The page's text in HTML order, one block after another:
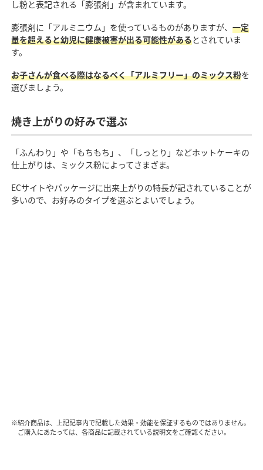
し粉と表記される「膨張剤」が含まれています。
膨張剤に「アルミニウム」を使っているものがありますが、 一定
量を超えると幼児に健康被害が出る可能性があるとされていま
す。
お子さんが食べる際はなるべく「アルミフリー」のミックス粉を
選びましょう。
焼き上がりの好みで選ぶ
「ふんわり」や「もちもち」、「しっとり」などホットケーキの
仕上がりは、ミックス粉によってさまざま。
ECサイトやパッケージに出来上がりの特長が記されていることが
多いので、お好みのタイプを選ぶとよいでしょう。
※紹介商品は、上記記事内で記載した効果・効能を保証するものではありません。
ご購入にあたっては、各商品に記載されている説明文をご確認ください。